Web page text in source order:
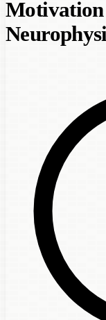
Motivation